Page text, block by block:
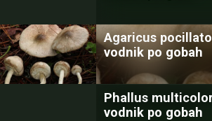
Agaricus
vodnik po gobah
Phallus
vodnik po gobah